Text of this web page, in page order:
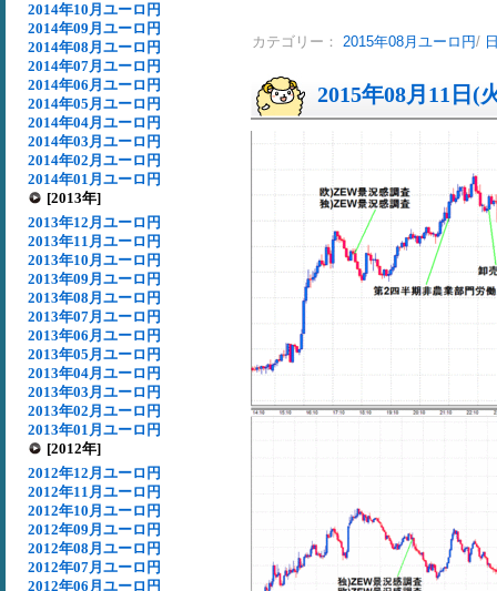
2014年10月ユーロ円
2014年09月ユーロ円
2014年08月ユーロ円
2014年07月ユーロ円
2014年06月ユーロ円
2014年05月ユーロ円
2014年04月ユーロ円
2014年03月ユーロ円
2014年02月ユーロ円
2014年01月ユーロ円
[2013年]
2013年12月ユーロ円
2013年11月ユーロ円
2013年10月ユーロ円
2013年09月ユーロ円
2013年08月ユーロ円
2013年07月ユーロ円
2013年06月ユーロ円
2013年05月ユーロ円
2013年04月ユーロ円
2013年03月ユーロ円
2013年02月ユーロ円
2013年01月ユーロ円
[2012年]
2012年12月ユーロ円
2012年11月ユーロ円
2012年10月ユーロ円
2012年09月ユーロ円
2012年08月ユーロ円
2012年07月ユーロ円
2012年06月ユーロ円
カテゴリー： 2015年08月ユーロ円/
2015年08月11日(